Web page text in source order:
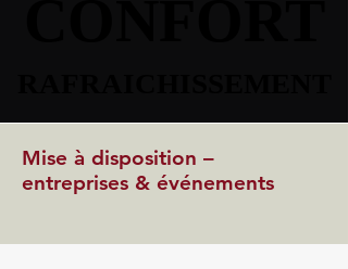
Mise à disposition –
entreprises & événements